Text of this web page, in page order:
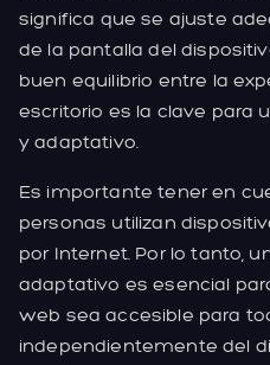
significa que se ajuste
de la pantalla del
buen equilibrio entre la
escritorio es la clave para
y adaptativo.
Es importante tener en
personas utilizan
por Internet. Por lo tanto,
adaptativo es esencial
web sea accesible para
independientemente del